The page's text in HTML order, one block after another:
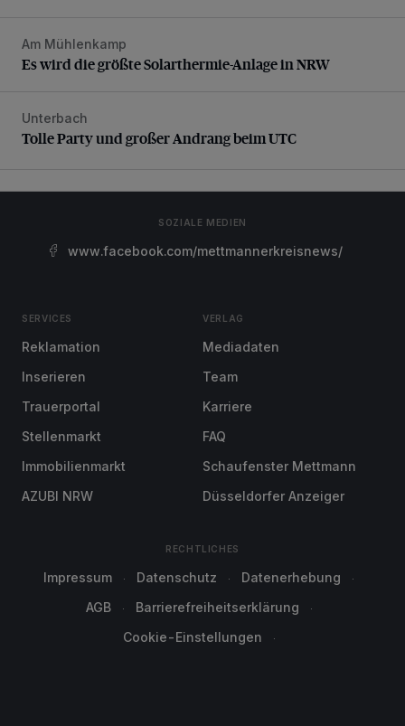
Es wird die größte Solarthermie-Anlage in NRW
Am Mühlenkamp
Es wird die größte Solarthermie-Anlage in NRW
Tolle Party und großer Andrang beim UTC
Unterbach
Tolle Party und großer Andrang beim UTC
SOZIALE MEDIEN
www.facebook.com/mettmannerkreisnews/
SERVICES
Reklamation
Inserieren
Trauerportal
Stellenmarkt
Immobilienmarkt
AZUBI NRW
VERLAG
Mediadaten
Team
Karriere
FAQ
Schaufenster Mettmann
Düsseldorfer Anzeiger
RECHTLICHES
Impressum Datenschutz
Datenerhebung
AGB
Barrierefreiheitserklärung
Cookie-Einstellungen